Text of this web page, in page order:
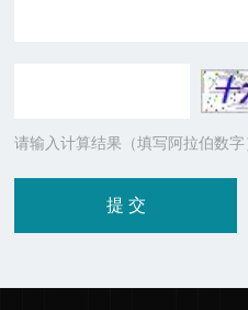
请输入计算结果（填写阿拉伯数